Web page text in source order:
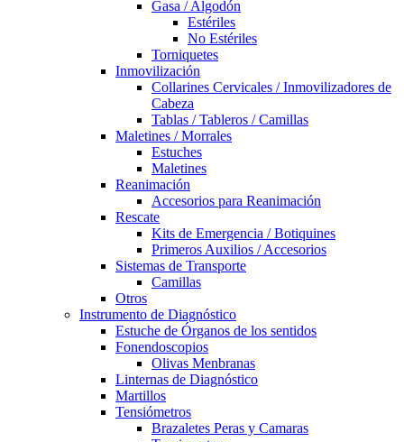
Gasa / Algodón
Estériles
No Estériles
Torniquetes
Inmovilización
Collarines Cervicales / Inmovilizadores de
Cabeza
Tablas / Tableros / Camillas
Maletines / Morrales
Estuches
Maletines
Reanimación
Accesorios para Reanimación
Rescate
Kits de Emergencia / Botiquines
Primeros Auxilios / Accesorios
Sistemas de Transporte
Camillas
Otros
Instrumento de Diagnóstico
Estuche de Órganos de los sentidos
Fonendoscopios
Olivas Menbranas
Linternas de Diagnóstico
Martillos
Tensiómetros
Brazaletes Peras y Camaras